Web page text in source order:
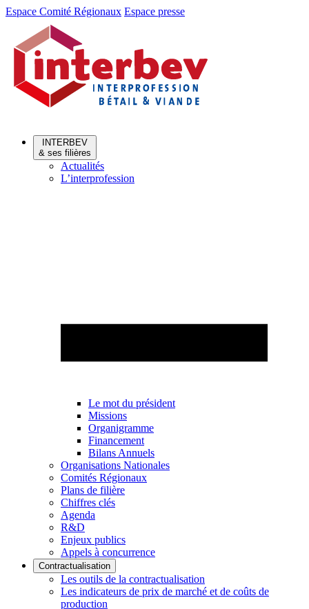
Aller
Aller
contenu
Espace Comité Régionaux Espace presse
INTERBEV
& ses filières
Actualités
L’interprofession
Le mot du président
Missions
Organigramme
Financement
Bilans Annuels
Organisations Nationales
Comités Régionaux
Plans de filière
Chiffres clés
Agenda
R&D
Enjeux publics
Appels à concurrence
Contractualisation
Les outils de la contractualisation
Les indicateurs de prix de marché et de coûts de
production